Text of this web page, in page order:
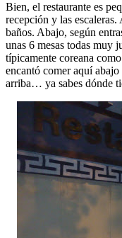
Bien, el restaurante es
recepción y las
baños. Abajo, según
unas 6 mesas todas muy
típicamente coreana
encantó comer aquí
arriba… ya sabes dónde